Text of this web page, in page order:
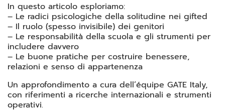
In questo articolo esploriamo:
– Le radici psicologiche della solitudine nei gifted
– Il ruolo (spesso invisibile) dei genitori
– Le responsabilità della scuola e gli strumenti per
includere davvero
– Le buone pratiche per costruire benessere,
relazioni e senso di appartenenza
Un approfondimento a cura dell’équipe GATE Italy,
con riferimenti a ricerche internazionali e strumenti
operativi.